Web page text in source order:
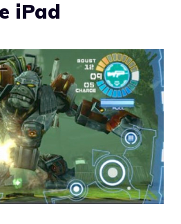
iPad